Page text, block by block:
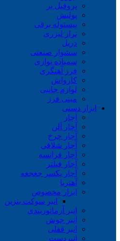
پروفیل بر
پولیش
پیستوله برقی
تراز لیزری
دریل
سشوار صنعتی
سمباده نواری
فرز آهنگری
کارواش
لوازم جانبی
مینی فرز
ابزار دستی
آچار
آچار آلن
آچار چرخ
آچار شلاقی
آچار فرانسه
آچار فیلتر
آچار یکسر جغجغه
آهنربا
ابزار مخصوص
انبر سوکت بنزین
انبر آرماتوربندی
انبر جوش
انبر قفلی
انبردست